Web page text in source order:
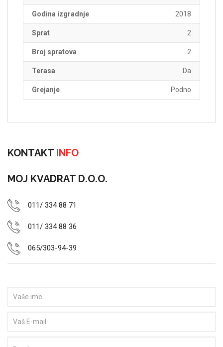
Godina izgradnje 2018
Sprat 2
Broj spratova 2
Terasa Da
Grejanje Podno
KONTAKT INFO
MOJ KVADRAT D.O.O.
011/ 334 88 71
011/ 334 88 36
065/303-94-39